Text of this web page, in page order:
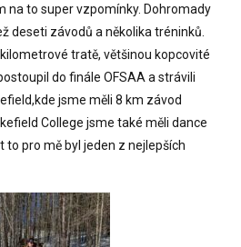
na to super vzpomínky. Dohromady
deseti závodů a několika tréninků.
tratě, většinou kopcovité
do finále OFSAA a strávili
jsme měli 8 km závod
College jsme také měli dance
to pro mě byl jeden z nejlepších